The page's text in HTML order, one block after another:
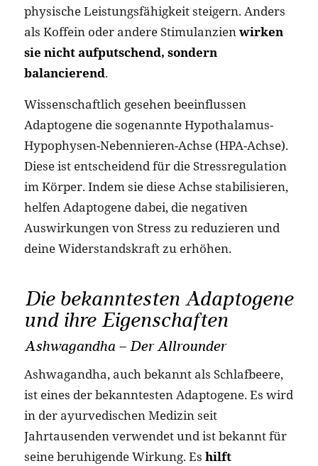
physische Leistungsfähigkeit steigern. Anders
als Koffein oder andere Stimulanzienwirken
sie nicht aufputschend, sondern
balancierend.
Wissenschaftlich gesehen beeinflussen
Adaptogene die sogenannte Hypothalamus-
Hypophysen-Nebennieren-Achse (HPA-Achse).
Diese ist entscheidend für die Stressregulation
im Körper. Indem sie diese Achse stabilisieren,
helfen Adaptogene dabei, die negativen
Auswirkungen von Stress zu reduzieren und
deine Widerstandskraft zu erhöhen.
Die bekanntesten Adaptogene
und ihre Eigenschaften
Ashwagandha – Der Allrounder
Ashwagandha, auch bekannt als Schlafbeere,
ist eines der bekanntesten Adaptogene. Es wird
in der ayurvedischen Medizin seit
Jahrtausenden verwendet und ist bekannt für
seine beruhigende Wirkung. Es hilft